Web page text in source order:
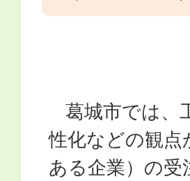
葛城市では、
性化などの観点
ある企業）の